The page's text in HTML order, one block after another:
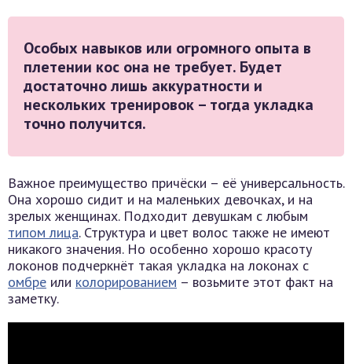
Особых навыков или огромного опыта в
плетении кос она не требует. Будет
достаточно лишь аккуратности и
нескольких тренировок – тогда укладка
точно получится.
Важное преимущество причёски – её универсальность.
Она хорошо сидит и на маленьких девочках, и на
зрелых женщинах. Подходит девушкам с любым
типом лица. Структура и цвет волос также не имеют
никакого значения. Но особенно хорошо красоту
локонов подчеркнёт такая укладка на локонах с
омбре или колорированием – возьмите этот факт на
заметку.